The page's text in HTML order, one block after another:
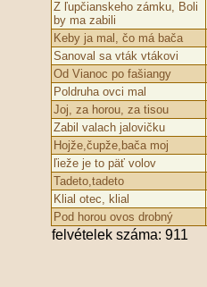
Z ľupčianskeho zámku, Boli
by ma zabili
Keby ja mal, čo má bača
Sanoval sa vták vtákovi
Od Vianoc po fašiangy
Poldruha ovci mal
Joj, za horou, za tisou
Zabil valach jalovičku
Hojže,čupže,bača moj
ľieže je to päť volov
Tadeto,tadeto
Klial otec, klial
Pod horou ovos drobný
felvételek száma: 911